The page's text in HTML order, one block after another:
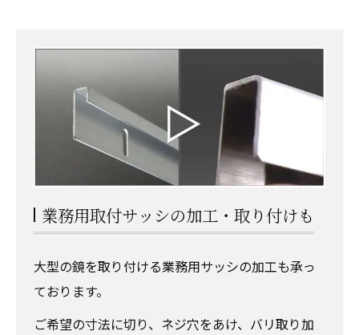
業務用取付サッシの加工・取り付けも
大型の鏡を取り付ける業務用サッシの加工も承っ
ております。
ご希望の寸法に切り、ネジ穴をあけ、バリ取り加